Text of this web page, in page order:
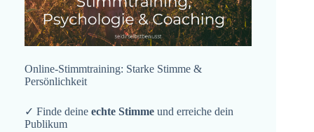
Online-Stimmtraining: Starke Stimme &
Persönlichkeit
✓ Finde deine echte Stimme und erreiche dein
Publikum